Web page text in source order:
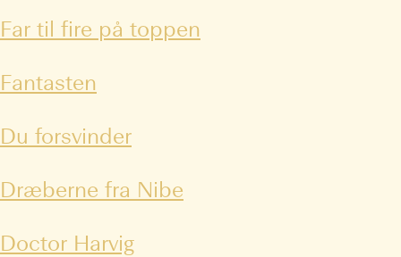
Far til fire på toppen
Fantasten
Du forsvinder
Dræberne fra Nibe
Doctor Harvig